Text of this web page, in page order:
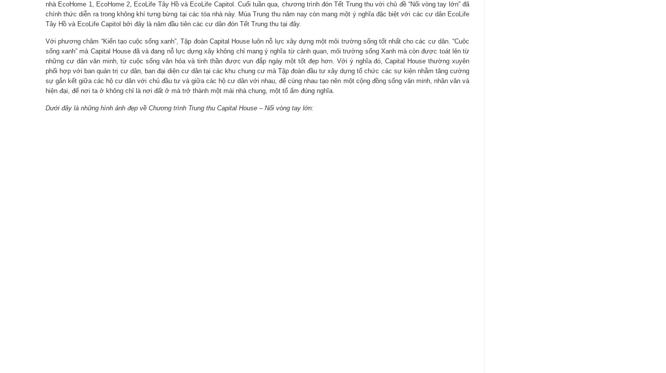
nhà EcoHome 1, EcoHome 2, EcoLife Tây Hồ và EcoLife Capitol. Cuối tuần qua, chương trình đón Tết Trung thu với chủ đề “Nối vòng tay lớn” đã
chính thức diễn ra trong không khí tưng bừng tại các tòa nhà này. Mùa Trung thu năm nay còn mang một ý nghĩa đặc biệt với các cư dân EcoLife
Tây Hồ và EcoLife Capitol bởi đây là năm đầu tiên các cư dân đón Tết Trung thu tại đây.
Với phương châm “Kiến tạo cuộc sống xanh”, Tập đoàn Capital House luôn nỗ lực xây dựng một môi trường sống tốt nhất cho các cư dân. “Cuộc
sống xanh” mà Capital House đã và đang nỗ lực dựng xây không chỉ mang ý nghĩa từ cảnh quan, môi trường sống Xanh mà còn được toát lên từ
những cư dân văn minh, từ cuộc sống văn hóa và tinh thần được vun đắp ngày một tốt đẹp hơn. Với ý nghĩa đó, Capital House thường xuyên
phối hợp với ban quản trị cư dân, ban đại diện cư dân tại các khu chung cư mà Tập đoàn đầu tư xây dựng tổ chức các sự kiện nhằm tăng cường
sự gắn kết giữa các hộ cư dân với chủ đầu tư và giữa các hộ cư dân với nhau, để cùng nhau tạo nên một cộng đồng sống văn minh, nhân văn và
hiện đại, để nơi ta ở không chỉ là nơi đất ở mà trở thành một mái nhà chung, một tổ ấm đúng nghĩa.
Dưới đây là những hình ảnh đẹp về Chương trình Trung thu Capital House – Nối vòng tay lớn: